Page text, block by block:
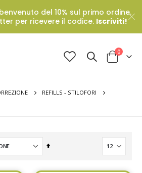
del 10% sul primo ordine.
per ricevere il codice. Iscriviti!
Cart
0Prodotti
REFILLS - STILOFORI
Set